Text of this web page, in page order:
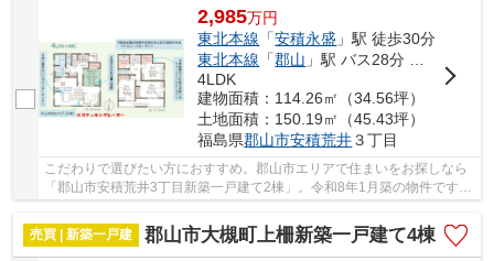
2,985万円
東北本線 「安積永盛 」駅 徒歩30分
東北本線 「郡山 」駅 バス28分 「郡山国道事務所」 停歩7分
4LDK
建物面積：114.26㎡（34.56坪）
土地面積：150.19㎡（45.43坪）
福島県郡山市安積荒井３丁目
こだわりで選びたい方におすすめ。郡山市エリアで住まいをお探しなら
「郡山市安積荒井3丁目新築一戸建て2棟」。令和8年1月築の物件です。
こちらの物件はいかがでしょうか。価格は2985...
売買 | 新築一戸建
郡山市大槻町上柵新築一戸建て4棟